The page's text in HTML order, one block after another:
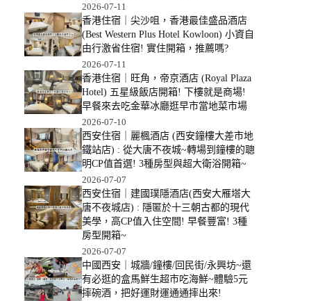
2026-07-11
香港住宿｜尖沙咀，香港最佳盛品酒店
(Best Western Plus Hotel Kowloon) 小資自
由行激省住宿! 實住開箱，推薦嗎?
2026-07-11
香港住宿｜旺角，帝京酒店 (Royal Plaza
Hotel) 五星級飯店開箱! 下樓就是商場!
早餐來去吃金華冰廳逛早市當地菜市場
2026-07-10
西安住宿｜麗楓酒店 (西安鐘樓大差市地
鐵站店) : 從大唐不夜城~轉場到鐘樓的聰
明CP值首選! 3種房型與超大衛浴開箱~
2026-07-07
西安住宿｜建國璞隱酒店(西安大雁塔大
唐不夜城店) : 隱匿於十三朝古都的現代
美學，高CP值入住空間! 早餐豐富! 3種
房型開箱~
2026-07-07
中國西安｜城牆/鐘樓/回民街/永興坊~還
有必逛的盒馬鮮生超市吃海鮮~體驗5元
摔碗酒，把好運財運通通摔出來!